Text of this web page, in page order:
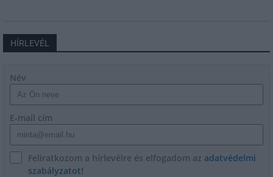
HÍRLEVÉL
Név
E-mail cím
Feliratkozom a hírlevélre és elfogadom az adatvédelmi
szabályzatot!